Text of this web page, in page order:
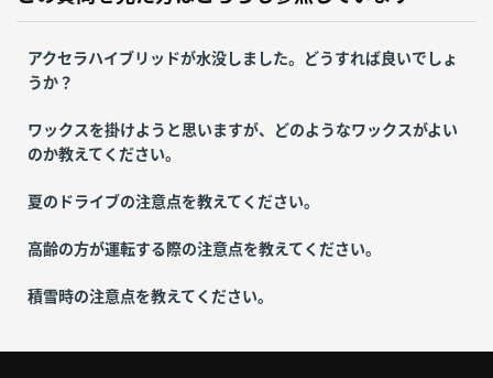
アクセラハイブリッドが水没しました。どうすれば良いでしょ
うか？
ワックスを掛けようと思いますが、どのようなワックスがよい
のか教えてください。
夏のドライブの注意点を教えてください。
高齢の方が運転する際の注意点を教えてください。
積雪時の注意点を教えてください。